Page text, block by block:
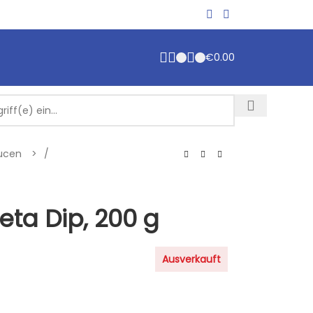
€0.00
/
Dip, 200 g
Ausverkauft